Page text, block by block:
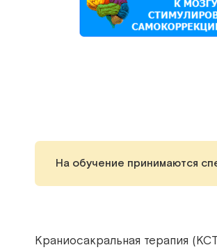
На обучение принимаются
Краниосакральная терапия